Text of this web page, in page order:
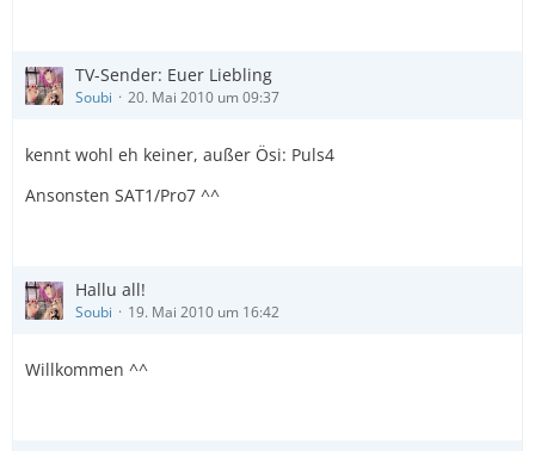
TV-Sender: Euer Liebling
Soubi 20. Mai 2010 um 09:37
kennt wohl eh keiner, außer Ösi: Puls4
Ansonsten SAT1/Pro7 ^^
Hallu all!
Soubi 19. Mai 2010 um 16:42
Willkommen ^^